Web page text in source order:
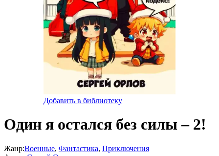
Добавить в библиотеку
Один я остался без силы – 2!
Жанр:Военные, Фантастика, Приключения